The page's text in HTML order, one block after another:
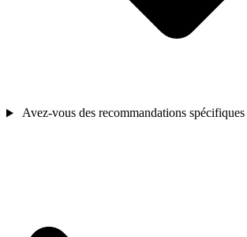
Avez-vous des recommandations